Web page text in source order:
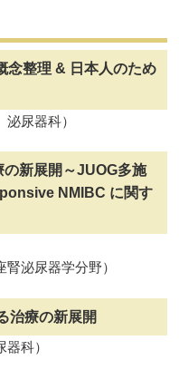
整理 & 日本人のため
尿器科）
新展開～JUOG多施
NMIBC に関す
泌尿器学分野）
治療の新展開
科）